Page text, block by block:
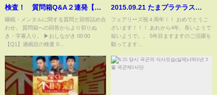
検査！ 質問箱Q&A２連発【睡
眠】
睡眠・メンタルに関する質問と回答詰め合
わせ。 質問箱への回答からより切りぬ
き・字幕入り。 ▶おしながき 00:00
【Q1】過眠症の検査 0...
2015.09.21 たまプラテラス
1200 MC
フェアリーズ祝４周年！！ おめでとうご
ざいます！！！ あれから4年、長いようで
短いようで。。 5年目ますますのご活躍を
願ってます...